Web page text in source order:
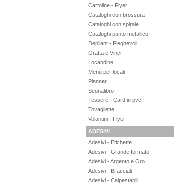
Cartoline - Flyer
Cataloghi con brossura
Cataloghi con spirale
Cataloghi punto metallico
Depliant - Pieghevoli
Gratta e Vinci
Locandine
Menù per locali
Planner
Segnalibro
Tessere - Card in pvc
Tovagliette
Volantini - Flyer
ADESIVI
Adesivi - Etichette
Adesivi - Grande formato
Adesivi - Argento e Oro
Adesivi - Bifacciali
Adesivi - Calpestabili